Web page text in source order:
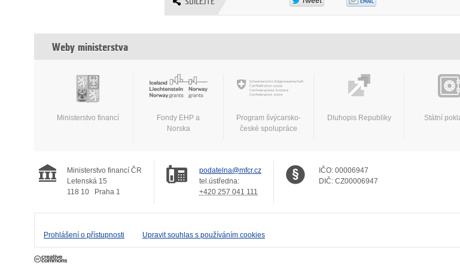
Weby ministerstva
Ministerstvo financí
Fondy EHP a
Norska
Program švýcarsko-
české spolupráce
Dluhopis Republiky Státní
Ministerstvo financí ČR
Letenská 15
118 10
Praha 1
podatelna@mfcr.cz
tel.ústředna:
+420 257 041 111
IČO: 00006947
DIČ: CZ00006947
Prohlášení o přístupnosti Upravit souhlas s používáním cookies